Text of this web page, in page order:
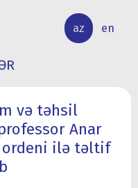
az en
və təhsil
Anar
ordeni ilə təltif